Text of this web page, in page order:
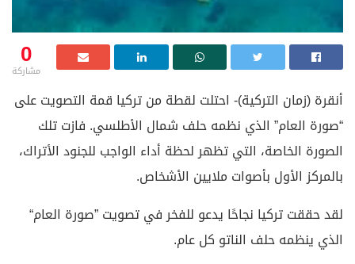
0
مشاركة
أنقرة (زمان التركية)- احتلت لقطة من تركيا قمة التصويت على
“صورة العام” الذي نظمه حلف شمال الأطلسي. فازت تلك
الصورة الخاصة، التي تظهر لحظة أداء الواجب للجنود الأتراك،
بالمركز الأول بأصوات ملايين الأشخاص.
لقد حققت تركيا نجاحًا يدعو للفخر في تصويت ”صورة العام“
الذي ينظمه حلف الناتو كل عام.